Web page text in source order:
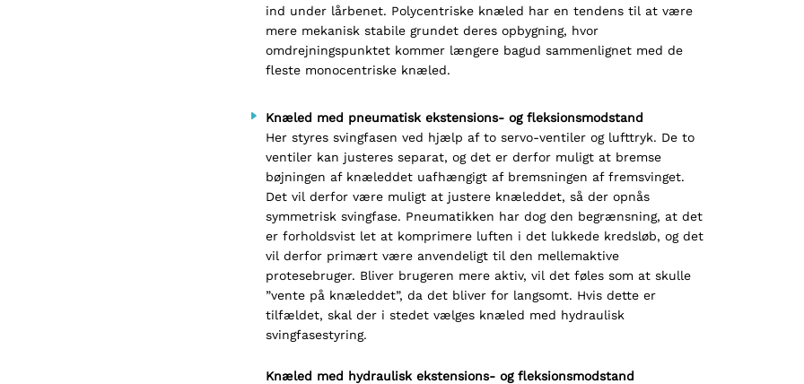
ind under lårbenet. Polycentriske knæled har en tendens til at være
mere mekanisk stabile grundet deres opbygning, hvor
omdrejningspunktet kommer længere bagud sammenlignet med de
fleste monocentriske knæled.
Knæled med pneumatisk ekstensions- og fleksionsmodstand
Her styres svingfasen ved hjælp af to servo-ventiler og lufttryk. De to
ventiler kan justeres separat, og det er derfor muligt at bremse
bøjningen af knæleddet uafhængigt af bremsningen af fremsvinget.
Det vil derfor være muligt at justere knæleddet, så der opnås
symmetrisk svingfase. Pneumatikken har dog den begrænsning, at det
er forholdsvist let at komprimere luften i det lukkede kredsløb, og det
vil derfor primært være anvendeligt til den mellemaktive
protesebruger. Bliver brugeren mere aktiv, vil det føles som at skulle
”vente på knæleddet”, da det bliver for langsomt. Hvis dette er
tilfældet, skal der i stedet vælges knæled med hydraulisk
svingfasestyring.
Knæled med hydraulisk ekstensions- og fleksionsmodstand